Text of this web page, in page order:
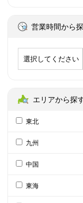
営業時間から
選択してください
エリアから探
東北
九州
中国
東海